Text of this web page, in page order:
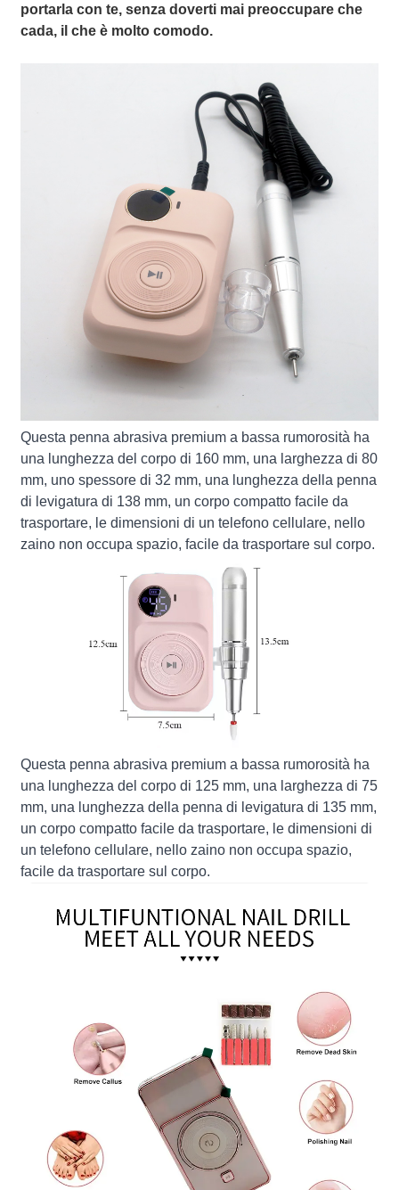
portarla con te, senza doverti mai preoccupare che
cada, il che è molto comodo.
Questa penna abrasiva premium a bassa rumorosità ha
una lunghezza del corpo di 160 mm, una larghezza di 80
mm, uno spessore di 32 mm, una lunghezza della penna
di levigatura di 138 mm, un corpo compatto facile da
trasportare, le dimensioni di un telefono cellulare, nello
zaino non occupa spazio, facile da trasportare sul corpo.
Questa penna abrasiva premium a bassa rumorosità ha
una lunghezza del corpo di 125 mm, una larghezza di 75
mm, una lunghezza della penna di levigatura di 135 mm,
un corpo compatto facile da trasportare, le dimensioni di
un telefono cellulare, nello zaino non occupa spazio,
facile da trasportare sul corpo.